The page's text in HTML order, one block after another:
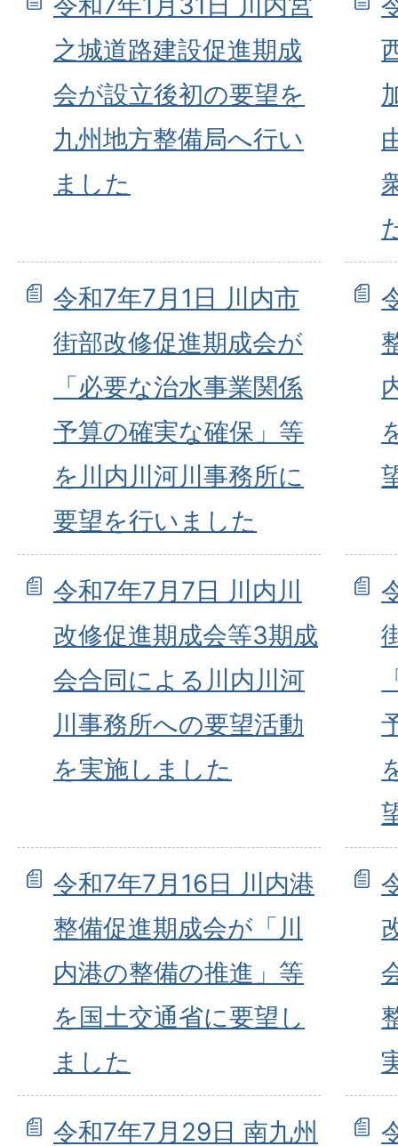
之城道路建設促進期成
会が設立後初の要望を
九州地方整備局へ行い
ました
令和7年7月1日 川内市
街部改修促進期成会が
「必要な治水事業関係
予算の確実な確保」等
を川内川河川事務所に
要望を行いました
令和7年7月7日 川内川
改修促進期成会等3期成
会合同による川内川河
川事務所への要望活動
を実施しました
令和7年7月16日 川内港
整備促進期成会が「川
内港の整備の推進」等
を国土交通省に要望し
ました
令和7年7月29日 南九州